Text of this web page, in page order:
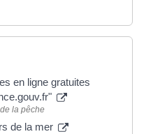
en ligne gratuites
la pêche
de la mer